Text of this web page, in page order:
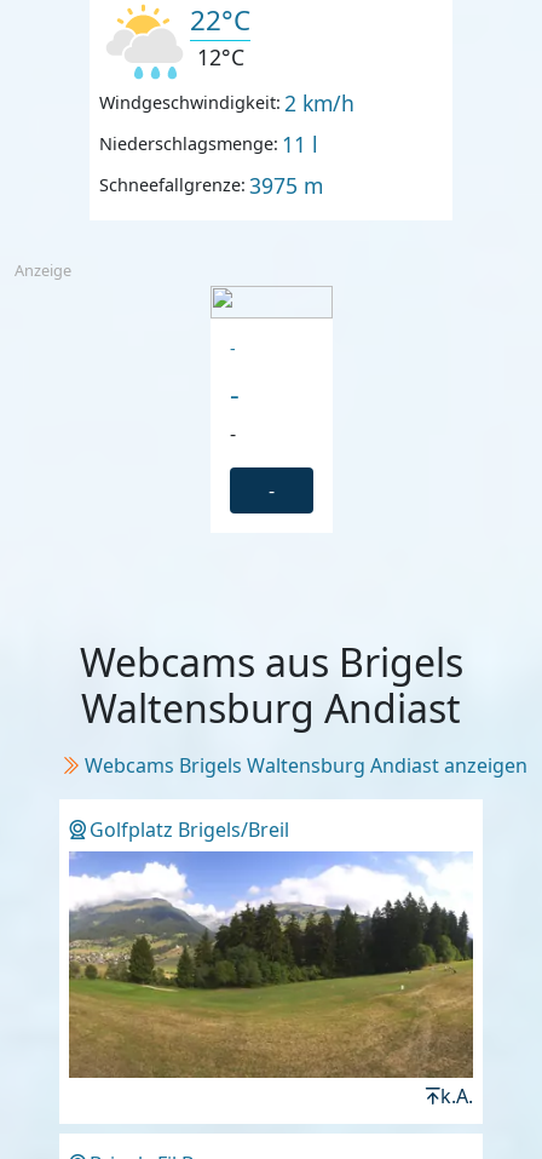
22°C
12°C
Windgeschwindigkeit: 2 km/h
Niederschlagsmenge: 11 l
Schneefallgrenze: 3975 m
Anzeige
-
-
-
-
Webcams aus Brigels
Waltensburg Andiast
Webcams Brigels Waltensburg Andiast anzeigen
Golfplatz Brigels/Breil
k.A.